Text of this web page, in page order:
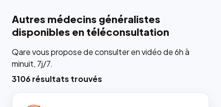
Autres médecins généralistes
disponibles en téléconsultation
Qare vous propose de consulter en vidéo de 6h à
minuit, 7j/7.
3106 résultats trouvés